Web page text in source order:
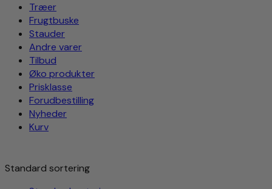
Træer
Frugtbuske
Stauder
Andre varer
Tilbud
Øko produkter
Prisklasse
Forudbestilling
Nyheder
Kurv
Standard sortering